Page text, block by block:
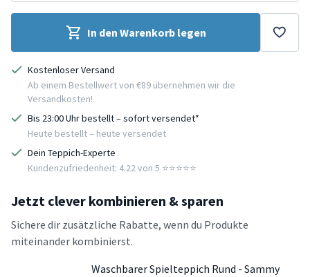
In den Warenkorb legen
Kostenloser Versand
Ab einem Bestellwert von €89 übernehmen wir die
Versandkosten!
Bis 23:00 Uhr bestellt – sofort versendet*
Heute bestellt – heute versendet
Dein Teppich-Experte
Kundenzufriedenheit: 4.22 von 5 ⭐️⭐️⭐️⭐️⭐️
Jetzt clever kombinieren & sparen
Sichere dir zusätzliche Rabatte, wenn du Produkte
miteinander kombinierst.
Waschbarer Spielteppich Rund - Sammy